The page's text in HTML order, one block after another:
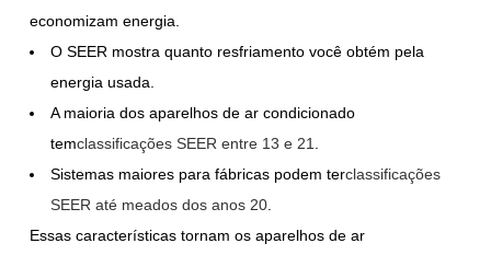
economizam energia.
O SEER mostra quanto resfriamento você obtém pela
energia usada.
A maioria dos aparelhos de ar condicionado
temclassificações SEER entre 13 e 21
Sistemas maiores para fábricas podem terclassificações
SEER até meados dos anos 20
Essas características tornam os aparelhos de ar